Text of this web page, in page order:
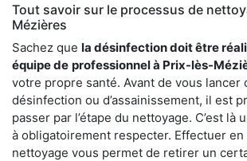
Tout savoir sur le processus de
Mézières
Sachez que la désinfection doit être
équipe de professionnel à Prix-lès-
votre propre santé. Avant de vous lancer
désinfection ou d’assainissement, il est
passer par l’étape du nettoyage. C’est là
à obligatoirement respecter. Effectuer
nettoyage vous permet de retirer un